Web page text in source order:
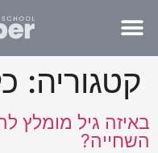
קטגוריה:
באיזה גיל מומלץ
השחייה?